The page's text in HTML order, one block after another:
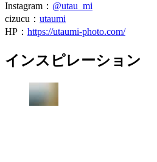
Instagram： @utau_mi
cizucu： utaumi
HP： https://utaumi-photo.com/
インスピレーション